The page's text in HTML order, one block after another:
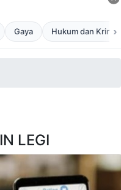
Gaya Hukum dan ›
LEGI